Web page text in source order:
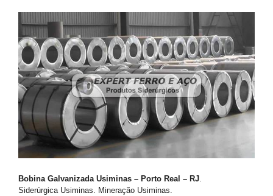
Bobina Galvanizada Usiminas – Porto Real – RJ.
Siderúrgica Usiminas. Mineração Usiminas.